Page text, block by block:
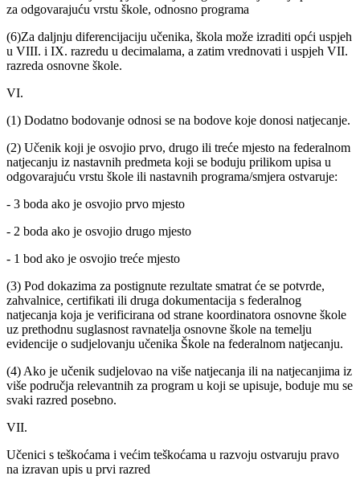
za odgovarajuću vrstu škole, odnosno programa
(6)Za daljnju diferencijaciju učenika, škola može izraditi opći uspjeh
u VIII. i IX. razredu u decimalama, a zatim vrednovati i uspjeh VII.
razreda osnovne škole.
VI.
(1) Dodatno bodovanje odnosi se na bodove koje donosi natjecanje.
(2) Učenik koji je osvojio prvo, drugo ili treće mjesto na federalnom
natjecanju iz nastavnih predmeta koji se boduju prilikom upisa u
odgovarajuću vrstu škole ili nastavnih programa/smjera ostvaruje:
- 3 boda ako je osvojio prvo mjesto
- 2 boda ako je osvojio drugo mjesto
- 1 bod ako je osvojio treće mjesto
(3) Pod dokazima za postignute rezultate smatrat će se potvrde,
zahvalnice, certifikati ili druga dokumentacija s federalnog
natjecanja koja je verificirana od strane koordinatora osnovne škole
uz prethodnu suglasnost ravnatelja osnovne škole na temelju
evidencije o sudjelovanju učenika Škole na federalnom natjecanju.
(4) Ako je učenik sudjelovao na više natjecanja ili na natjecanjima iz
više područja relevantnih za program u koji se upisuje, boduje mu se
svaki razred posebno.
VII.
Učenici s teškoćama i većim teškoćama u razvoju ostvaruju pravo
na izravan upis u prvi razred